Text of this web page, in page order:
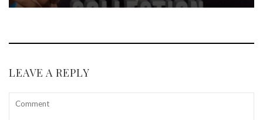
LEAVE A REPLY